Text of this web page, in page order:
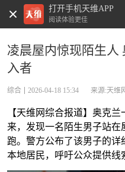
打开手机天维APP
阅读体验更佳 天
凌晨屋内惊现陌生人
入者
综合 2026-04-18 15:34 来源:天维
【天维网综合报道】奥克
来，发现一名陌生男子站
跑。警方公布了该男子的
本地居民，呼吁公众提供线